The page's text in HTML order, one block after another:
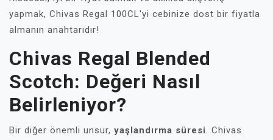
yapmak, Chivas Regal 100CL'yi cebinize dost bir fiyatla
almanın anahtarıdır!
Chivas Regal Blended
Scotch: Değeri Nasıl
Belirleniyor?
Bir diğer önemli unsur, yaşlandırma süresi. Chivas